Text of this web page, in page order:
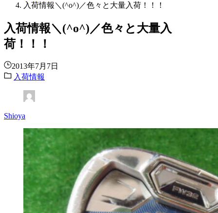
入荷情報＼(^o^)／色々と大量入荷！！！
入荷情報＼(^o^)／色々と大量入
荷！！！
2013年7月7日
入荷情報
Shioya